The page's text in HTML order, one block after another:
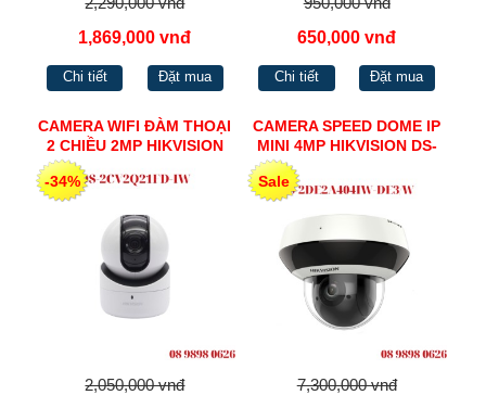
1,869,000 vnđ
Chi tiết Đặt mua
650,000 vnđ
Chi tiết Đặt mua
CAMERA WIFI ĐÀM THOẠI
2 CHIỀU 2MP HIKVISION
DS-2CV2Q21FD-IW
-34%
2,050,000 vnđ
CAMERA SPEED DOME IP
MINI 4MP HIKVISION DS-
2DE2A404IW-DE3/W
Sale
7,300,000 vnđ